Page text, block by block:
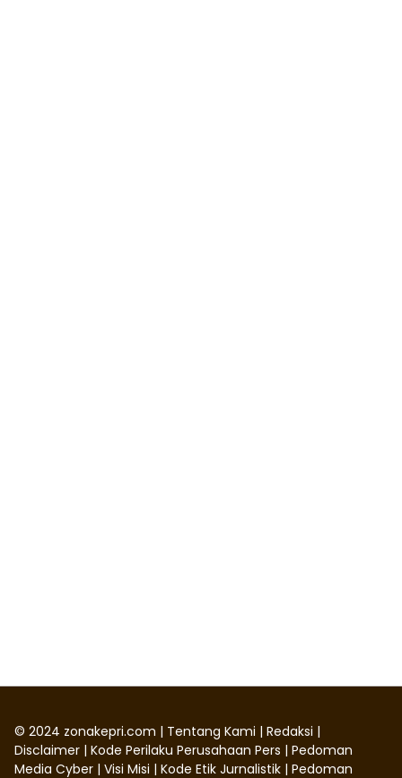
© 2024 zonakepri.com | Tentang Kami | Redaksi |
Disclaimer | Kode Perilaku Perusahaan Pers | Pedoman
Media Cyber | Visi Misi | Kode Etik Jurnalistik | Pedoman